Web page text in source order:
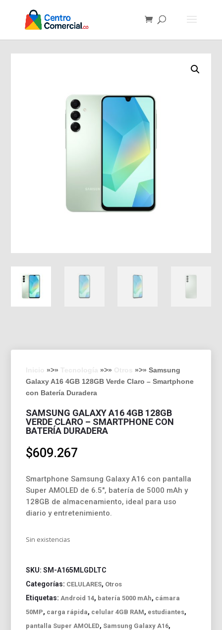
»>» »>»
»>» Samsung
Galaxy A16 4GB 128GB Verde Claro – Smartphone
con Batería Duradera
SAMSUNG GALAXY A16 4GB 128GB
VERDE CLARO – SMARTPHONE CON
BATERÍA DURADERA
$609.267
Smartphone Samsung Galaxy A16 con pantalla
Super AMOLED de 6.5″, batería de 5000 mAh y
128GB de almacenamiento, ideal para uso
diario y entretenimiento.
Sin existencias
SKU:SM-A165MLGDLTC
Categorías: CELULARES, Otros
Etiquetas: Android 14, batería 5000 mAh, cámara
50MP, carga rápida, celular 4GB RAM, estudiantes,
pantalla Super AMOLED, Samsung Galaxy A16,